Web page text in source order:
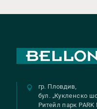
гр. Пловдив,
бул. „Кукленско
Ритейл парк PARK